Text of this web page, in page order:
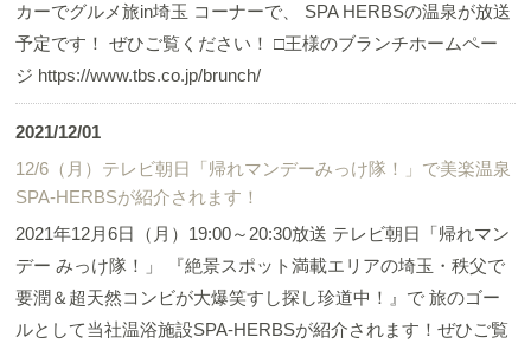
カーでグルメ旅in埼玉 コーナーで、 SPA HERBSの温泉が放送
予定です！ ぜひご覧ください！ □王様のブランチホームペー
ジ https://www.tbs.co.jp/brunch/
2021/12/01
12/6（月）テレビ朝日「帰れマンデーみっけ隊！」で美楽温泉
SPA-HERBSが紹介されます！
2021年12月6日（月）19:00～20:30放送 テレビ朝日「帰れマン
デー みっけ隊！」 『絶景スポット満載エリアの埼玉・秩父で
要潤＆超天然コンビが大爆笑すし探し珍道中！』で 旅のゴー
ルとして当社温浴施設SPA-HERBSが紹介されます！ぜひご覧